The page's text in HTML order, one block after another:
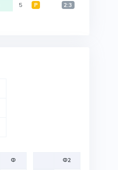
5 Р 2:3
Ф
Ф2